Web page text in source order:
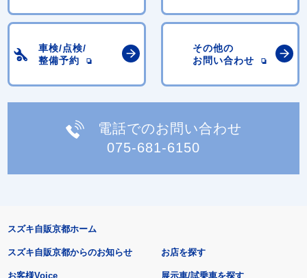
車検/点検/
整備予約
その他の
お問い合わせ
電話でのお問い合わせ
075-681-6150
スズキ自販京都ホーム
スズキ自販京都からのお知らせ
お客様Voice
お店を探す
展示車/試乗車を探す